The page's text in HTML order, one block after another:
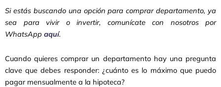
Si estás buscando una opción para comprar departamento, ya
sea para vivir o invertir, comunícate con nosotros por
WhatsApp aquí.
Cuando quieres comprar un departamento hay una pregunta
clave que debes responder: ¿cuánto es lo máximo que puedo
pagar mensualmente a la hipoteca?